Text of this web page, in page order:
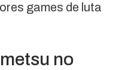
games de luta
no